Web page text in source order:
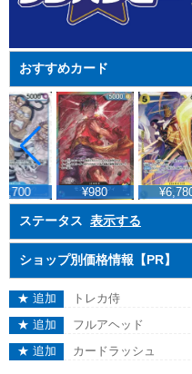
おすすめカード
¥980 ¥6,780
ステータス 表示する
ショップ別価格情報【PR】
★ 追加 トレカ侍
★ 追加
フルアヘッド
★ 追加
カードラッシュ